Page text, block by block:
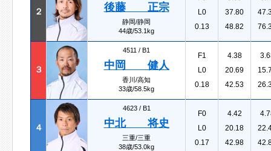
２ 後藤 正宗
静岡/静岡
44歳/53.1kg
L0
0.13
37.80
48.82
３
4511 / B1
中岡 健人
香川/高知
33歳/58.5kg
F1
L0
0.18
4.38
20.69
42.53
４
4623 / B1
中北 将史
三重/三重
38歳/53.0kg
F0
L0
0.17
4.42
20.18
42.98